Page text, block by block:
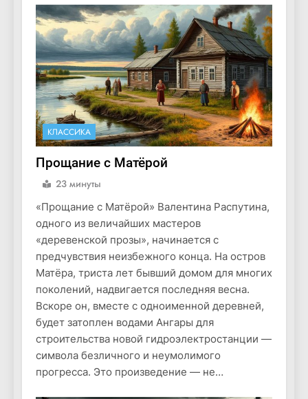
КЛАССИКА
Прощание с Матёрой
23 минуты
«Прощание с Матёрой» Валентина Распутина,
одного из величайших мастеров
«деревенской прозы», начинается с
предчувствия неизбежного конца. На остров
Матёра, триста лет бывший домом для многих
поколений, надвигается последняя весна.
Вскоре он, вместе с одноименной деревней,
будет затоплен водами Ангары для
строительства новой гидроэлектростанции —
символа безличного и неумолимого
прогресса. Это произведение — не…